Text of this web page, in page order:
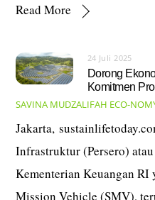
Read More
24 Juli 2025
Dorong
Komitmen
SAVINA MUDZALIFAH ECO-
Jakarta,
Infrastruktur (Persero)
Kementerian Keuangan RI
Mission Vehicle (SMV),